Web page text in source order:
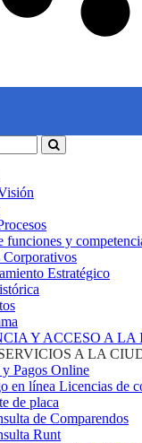
funciones y
Estratégico
Y ACCESO A
A LA
Pagos Online
en línea Licencias de
de placa
de Comparendos
Runt